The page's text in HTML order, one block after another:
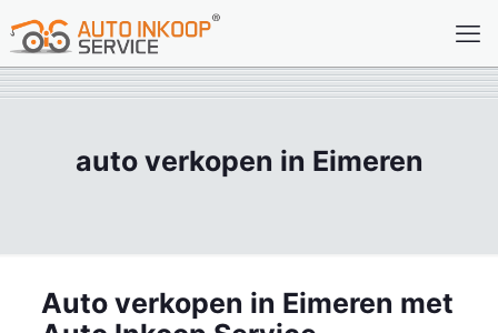
auto verkopen in Eimeren
Auto verkopen in Eimeren met